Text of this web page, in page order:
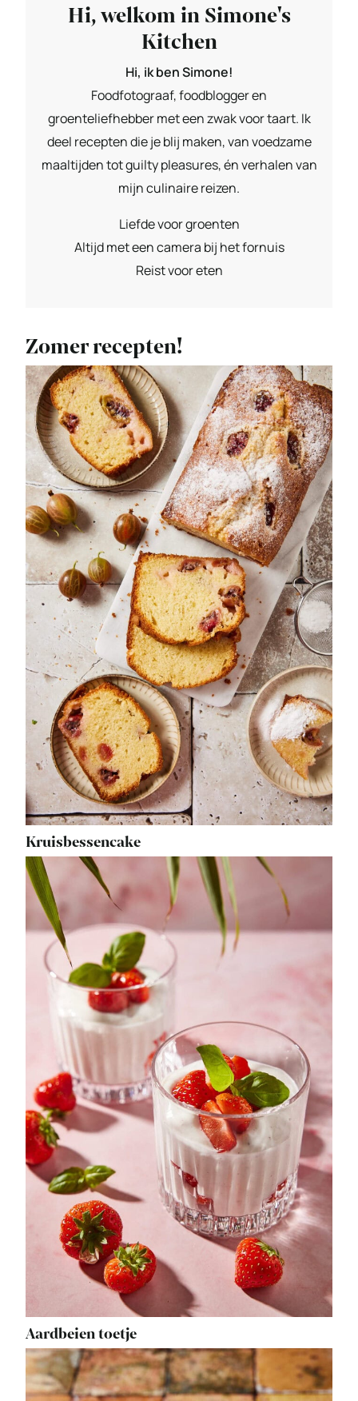
Hi, welkom in Simone's
Kitchen
Hi, ik ben Simone!
Foodfotograaf, foodblogger en
groenteliefhebber met een zwak voor taart. Ik
deel recepten die je blij maken, van voedzame
maaltijden tot guilty pleasures, én verhalen van
mijn culinaire reizen.
Liefde voor groenten
Altijd met een camera bij het fornuis
Reist voor eten
Zomer recepten!
Kruisbessencake
Aardbeien toetje